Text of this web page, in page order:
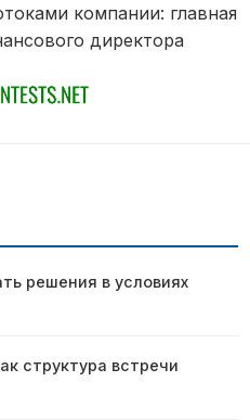
компании: главная
директора
решения в условиях
структура встречи